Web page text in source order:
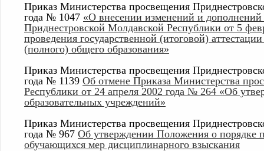
Приказ Министерства просвещения
года № 1047 «О внесении изменений и
Приднестровской Молдавской Республики от 5
проведения государственной (итоговой)
(полного) общего образования»
Приказ Министерства просвещения
года № 1139 Об отмене Приказа Министерства
Республики от 24 апреля 2002 года № 264 «Об
образовательных учреждений»
Приказ Министерства просвещения
года № 967 Об утверждении Положения о порядке
обучающихся мер дисциплинарного взыскания